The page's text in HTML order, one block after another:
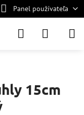
Panel používateľa
15cm